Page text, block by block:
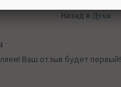
Назад в Духи
Ваш отзыв будет первый!